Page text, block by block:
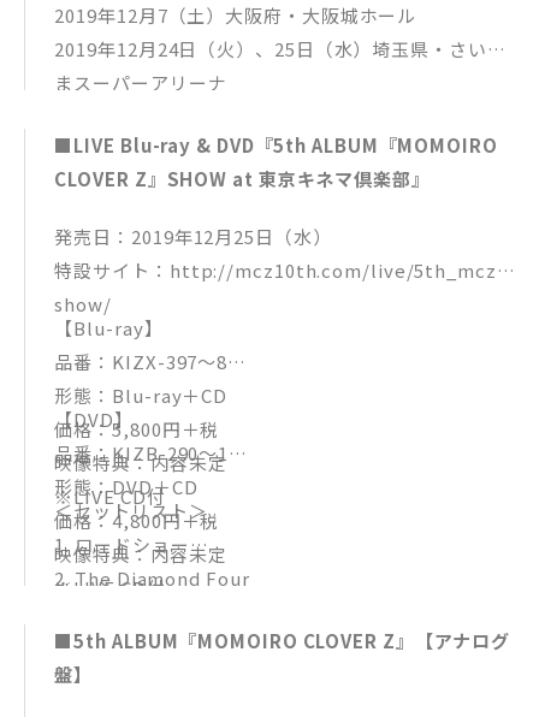
M3. stay gold off vocal ver.
M4. HOLIDAY off vocal ver.
欺師の皆さん、ご注意ください～』主題歌
M2.「HOLIDAY」（作詞・作曲：CHI-MEY 編曲：C
HI-MEY/大久保友裕）他 予定
＞テーマソング
2019年12月7（土）大阪府・大阪城ホール
2019年12月24日（火）、25日（水）埼玉県・さいた
まスーパーアリーナ
■LIVE Blu-ray & DVD『5th ALBUM『MOMOIRO
CLOVER Z』SHOW at 東京キネマ倶楽部』
発売日：2019年12月25日（水）
特設サイト：http://mcz10th.com/live/5th_mcz_
show/
【Blu-ray】
品番：KIZX-397〜8
形態：Blu-ray＋CD
価格：5,800円＋税
映像特典：内容未定
※LIVE CD付
【DVD】
品番：KIZB-290〜1
形態：DVD＋CD
価格：4,800円＋税
映像特典：内容未定
※LIVE CD付
＜セットリスト＞
1. ロードショー
2. The Diamond Four
4. あんた飛ばしすぎ!!
5. 魂のたべもの
■5th ALBUM『MOMOIRO CLOVER Z』【アナログ
盤】